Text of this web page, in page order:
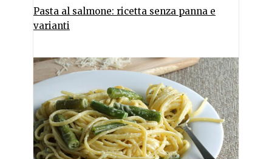
Pasta al salmone: ricetta senza panna e
varianti